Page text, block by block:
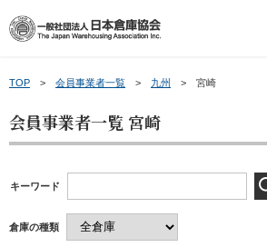
日本倉庫協会について
日本倉庫協会の概要
会員情報
会員事業者の皆さまへ
TOP 会員事業者一覧 九州 宮崎
会員事業者一覧 宮崎
キーワード
倉庫の種類